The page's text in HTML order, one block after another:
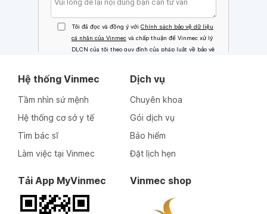
Hệ thống Vinmec
Tầm nhìn sứ mệnh
Hệ thống cơ sở y tế
Tìm bác sĩ
Làm việc tại Vinmec
Dịch vụ
Chuyên khoa
Gói dịch vụ
Bảo hiểm
Đặt lịch hẹn
Tải App MyVinmec Vinmec shop